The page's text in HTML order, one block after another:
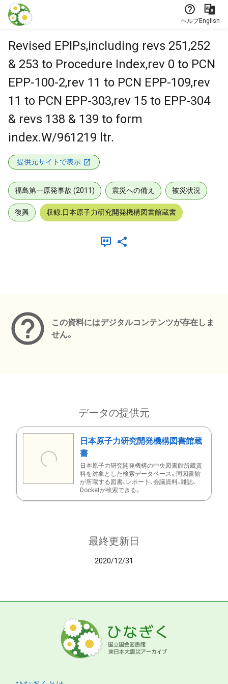
本文に飛ぶ
ヘルプEnglish
Revised EPIPs,including revs 251,252
& 253 to Procedure Index,rev 0 to PCN
EPP-100-2,rev 11 to PCN EPP-109,rev
11 to PCN EPP-303,rev 15 to EPP-304
& revs 138 & 139 to form
index.W/961219 ltr.
提供元サイトで表示
福島第一原発事故 (2011) 震災への備え 被災状況
復興 収録:日本原子力研究開発機構図書館蔵書
この資料にはデジタルコンテンツが存在しま
せん。
データの提供元
日本原子力研究開発機構図書館蔵
書
日本原子力研究開発機構の中央図書館所蔵資
料を対象とした検索データベース。同図書館
が所蔵する図書、レポート、会議資料、雑誌、
Docketが検索できる。
最終更新日
2020/12/31